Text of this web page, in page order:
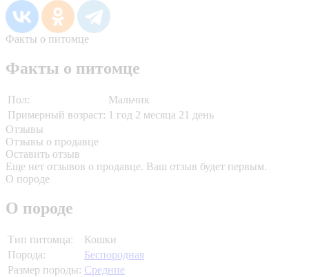
Факты о питомце
Факты о питомце
Пол:
Мальчик
Примерный возраст: 1 год 2 месяца 21 день
Отзывы
Отзывы о продавце
Оставить отзыв
Еще нет отзывов о продавце. Ваш отзыв будет первым.
О породе
О породе
Тип питомца:
Кошки
Порода:
Беспородная
Размер породы: Средние